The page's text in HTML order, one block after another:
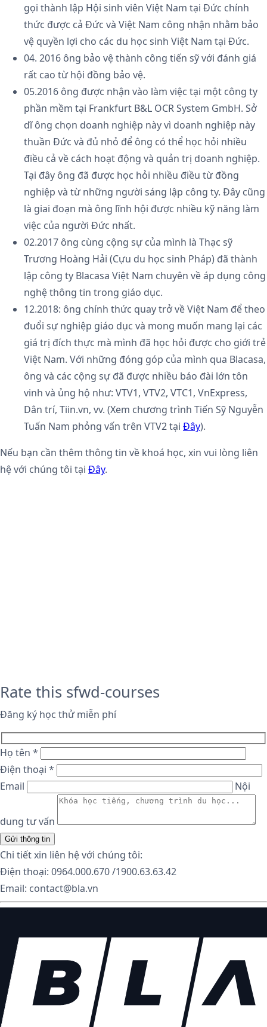
gọi thành lập Hội sinh viên Việt Nam tại Đức chính
thức được cả Đức và Việt Nam công nhận nhằm bảo
vệ quyền lợi cho các du học sinh Việt Nam tại Đức.
04. 2016 ông bảo vệ thành công tiến sỹ với đánh giá
rất cao từ hội đồng bảo vệ.
05.2016 ông được nhận vào làm việc tại một công ty
phần mềm tại Frankfurt B&L OCR System GmbH. Sở
dĩ ông chọn doanh nghiệp này vì doanh nghiệp này
thuần Đức và đủ nhỏ để ông có thể học hỏi nhiều
điều cả về cách hoạt động và quản trị doanh nghiệp.
Tại đây ông đã được học hỏi nhiều điều từ đồng
nghiệp và từ những người sáng lập công ty. Đây cũng
là giai đoạn mà ông lĩnh hội được nhiều kỹ năng làm
việc của người Đức nhất.
02.2017 ông cùng cộng sự của mình là Thạc sỹ
Trương Hoàng Hải (Cựu du học sinh Pháp) đã thành
lập công ty Blacasa Việt Nam chuyên về áp dụng công
nghệ thông tin trong giáo dục.
12.2018: ông chính thức quay trở về Việt Nam để theo
đuổi sự nghiệp giáo dục và mong muốn mang lại các
giá trị đích thực mà mình đã học hỏi được cho giới trẻ
Việt Nam. Với những đóng góp của mình qua Blacasa,
ông và các cộng sự đã được nhiều báo đài lớn tôn
vinh và ủng hộ như: VTV1, VTV2, VTC1, VnExpress,
Dân trí, Tiin.vn, vv. (Xem chương trình Tiến Sỹ Nguyễn
Tuấn Nam phỏng vấn trên VTV2 tại Đây).
Nếu bạn cần thêm thông tin về khoá học, xin vui lòng liên
hệ với chúng tôi tại Đây.
Rate this sfwd-courses
Đăng ký học thử miễn phí
Họ tên *
Điện thoại *
Email
Nội
dung tư vấn
Chi tiết xin liên hệ với chúng tôi:
Điện thoại: 0964.000.670 /1900.63.63.42
Email: contact@bla.vn